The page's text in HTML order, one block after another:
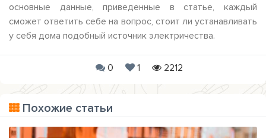
основные данные, приведенные в статье, каждый
сможет ответить себе на вопрос, стоит ли устанавливать
у себя дома подобный источник электричества.
0 1 2212
Похожие статьи